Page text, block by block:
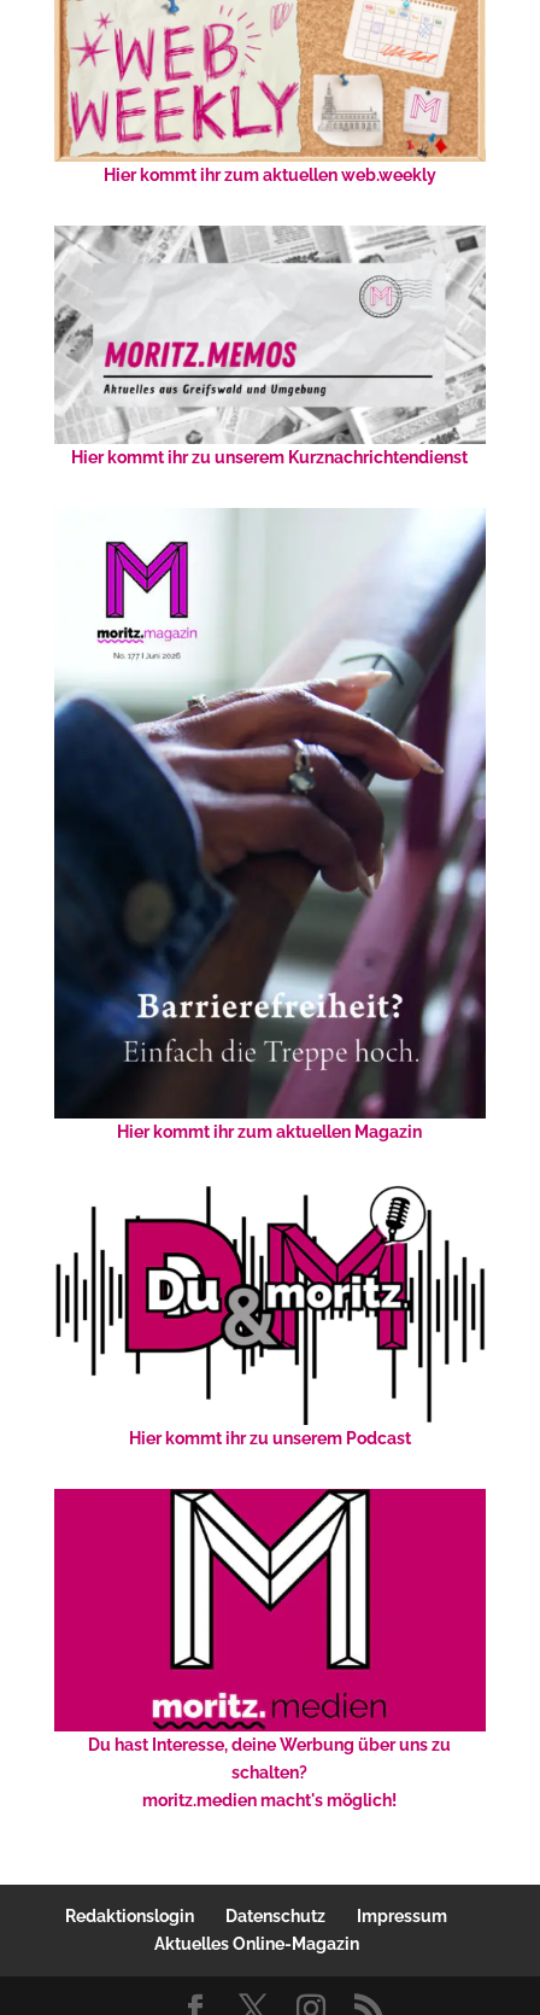
Hier kommt ihr zum aktuellen web.weekly
Hier kommt ihr zu unserem Kurznachrichtendienst
Hier kommt ihr zum aktuellen Magazin
Hier kommt ihr zu unserem Podcast
Du hast Interesse, deine Werbung über uns zu
schalten?
moritz.medien macht's möglich!
Redaktionslogin Datenschutz
Impressum
Aktuelles Online-Magazin